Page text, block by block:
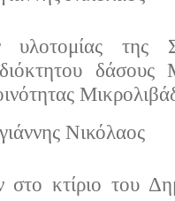
υλοτομίας της
δάσους
Νικόλαος
κτίριο του